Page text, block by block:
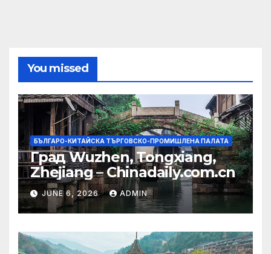
You missed
БЪЛГАРО-КИТАЙСКА ТЪРГОВСКО-ПРОМИШЛЕНА ПАЛАТА
Град Wuzhen, Tongxiang,
Zhejiang – Chinadaily.com.cn
JUNE 6, 2026 ADMIN